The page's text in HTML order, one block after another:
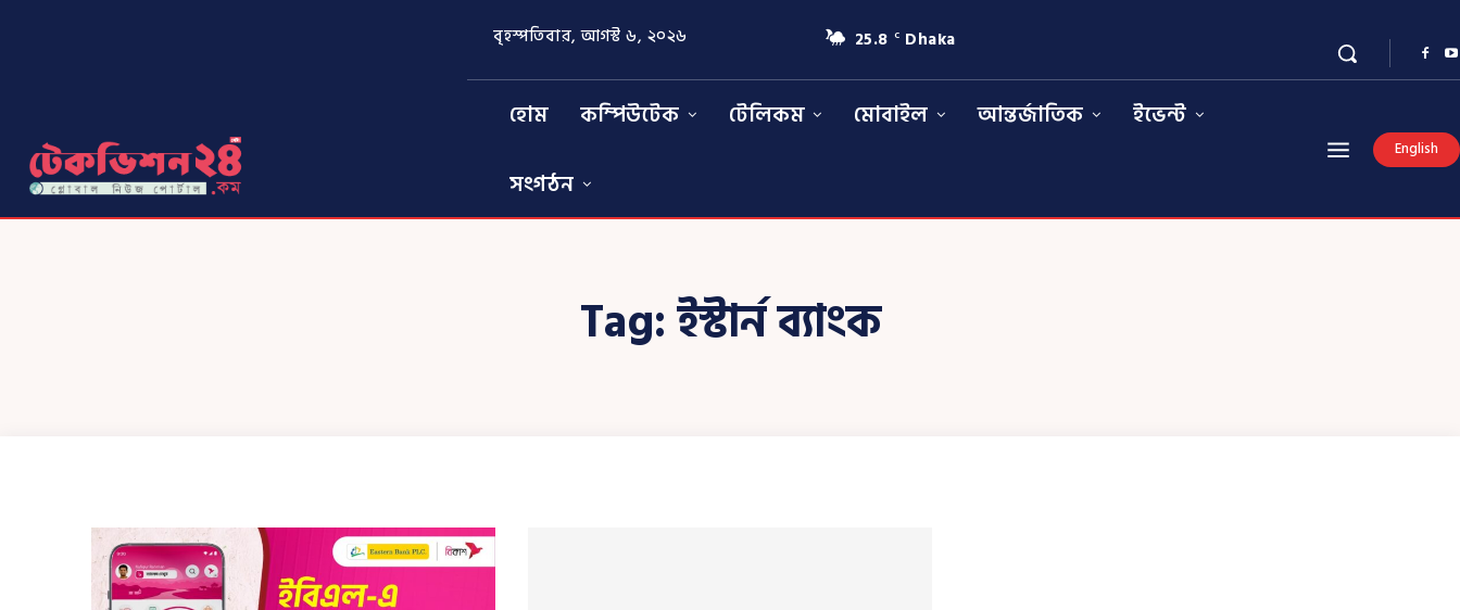
বৃহস্পতিবার, আগস্ট ৬, ২০২৬ 25.8 C Dhaka
হোম কম্পিউটেক টেলিকম মোবাইল আন্তর্জাতিক
ইভেন্ট
সংগঠন
English
Tag:ইস্টার্ন ব্যাংক